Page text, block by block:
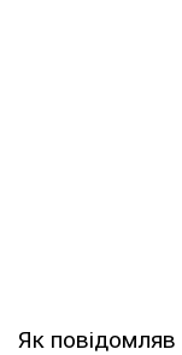
Як повідомляв